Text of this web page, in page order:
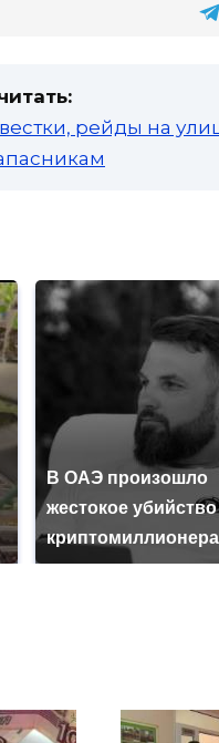
рейды на
В ОАЭ произошло
жестокое убийство
криптомиллионера